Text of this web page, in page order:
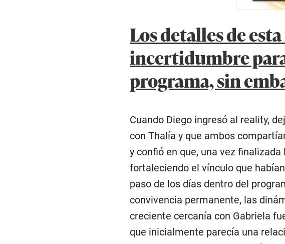
Los detalles de
incertidumbre
programa, sin
Cuando Diego ingresó al reality,
con Thalía y que ambos
y confió en que, una vez
fortaleciendo el vínculo que
paso de los días dentro del
convivencia permanente, las
creciente cercanía con Gabriela
que inicialmente parecía una